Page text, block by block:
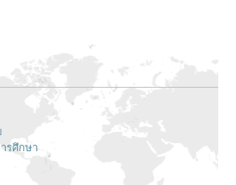
รศึกษา